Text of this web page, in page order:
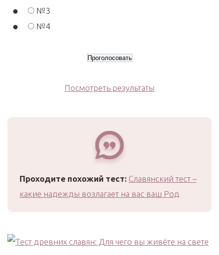
№3
№4
Посмотреть результаты
Проходите похожий тест: Славянский тест –
какие надежды возлагает на вас ваш Род